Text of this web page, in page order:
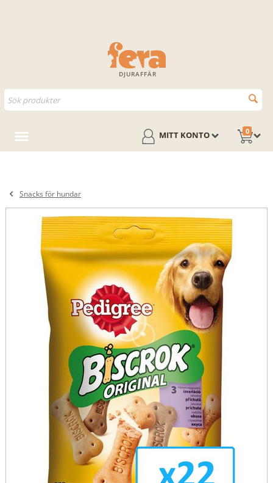
DJURAFFÄR
0
MITT KONTO
Snacks för hundar